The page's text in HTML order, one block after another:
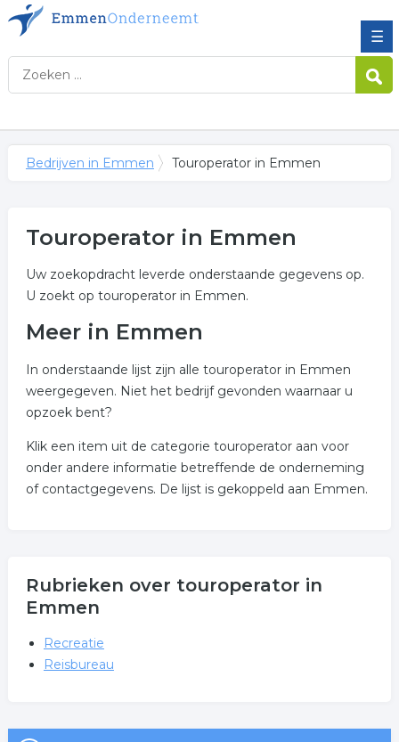
☰
Bedrijven in Emmen Touroperator in Emmen
Touroperator in Emmen
Uw zoekopdracht leverde onderstaande gegevens op.
U zoekt op touroperator in Emmen.
Meer in Emmen
In onderstaande lijst zijn alle touroperator in Emmen
weergegeven. Niet het bedrijf gevonden waarnaar u
opzoek bent?
Klik een item uit de categorie touroperator aan voor
onder andere informatie betreffende de onderneming
of contactgegevens. De lijst is gekoppeld aan Emmen.
Rubrieken over touroperator in
Emmen
Recreatie
Reisbureau